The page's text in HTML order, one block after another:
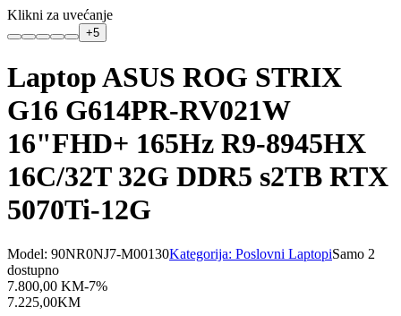
Klikni za uvećanje
+5
Laptop ASUS ROG STRIX
G16 G614PR-RV021W
16"FHD+ 165Hz R9-8945HX
16C/32T 32G DDR5 s2TB RTX
5070Ti-12G
Model: 90NR0NJ7-M00130Kategorija: Poslovni LaptopiSamo 2
dostupno
7.800,00 KM-7%
7.225,00KM